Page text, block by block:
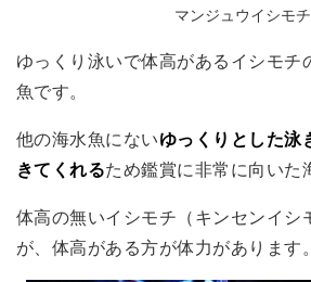
マンジュウイシモチ
ゆっくり泳いで体高があるイシモチ
魚です。
他の海水魚にないゆっくりとした泳
きてくれるため鑑賞に非常に向いた
体高の無いイシモチ（キンセンイシ
が、体高がある方が体力があります。